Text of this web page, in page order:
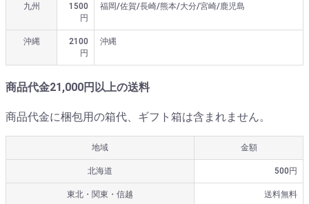
九州
1500
円
福岡/佐賀/長崎/熊本/大分/宮崎/鹿児島
沖縄
2100
円
沖縄
商品代金21,000円以上の送料
商品代金に梱包用の箱代、ギフト箱は含まれません。
地域 金額
北海道 500円
東北・関東・信越 送料無料